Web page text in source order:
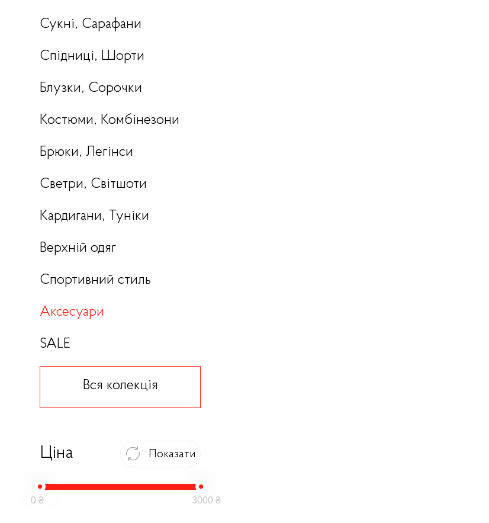
Сукні, Сарафани
Спідниці, Шорти
Блузки, Сорочки
Костюми, Комбінезони
Брюки, Легінси
Светри, Світшоти
Кардигани, Туніки
Верхній одяг
Спортивний стиль
Аксесуари
SALE
Вся колекція
Ціна Показати
0 ₴ 3000 ₴